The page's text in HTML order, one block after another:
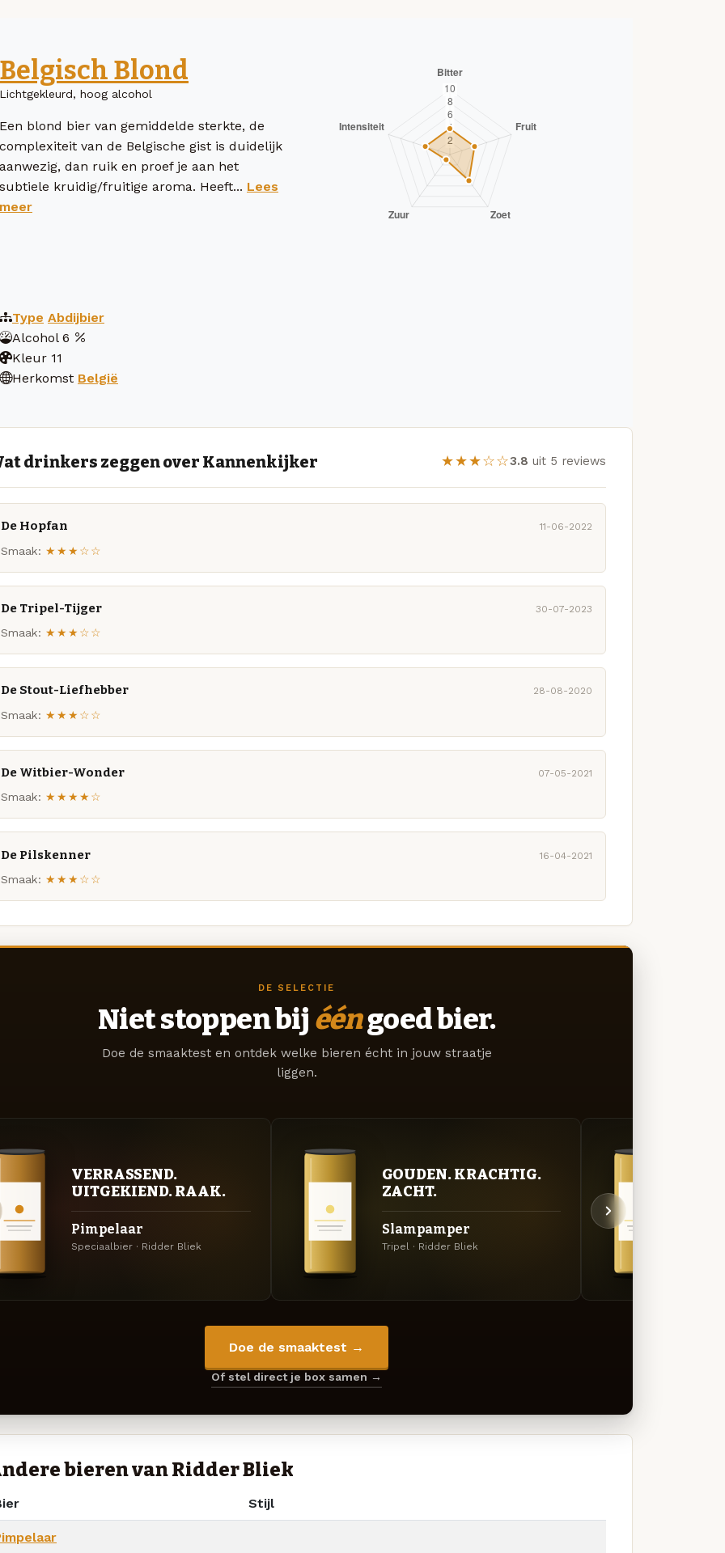
Belgisch Blond
Lichtgekleurd, hoog alcohol
Een blond bier van gemiddelde sterkte, de
complexiteit van de Belgische gist is duidelijk
aanwezig, dan ruik en proef je aan het
subtiele kruidig/fruitige aroma. Heeft... Lees
meer
Type Abdijbier
Alcohol 6
Kleur 11
Herkomst België
drinkers zeggen over Kannenkijker ★★★☆☆3.8 uit 5 reviews
De Hopfan 11-06-2022
Smaak: ★★★☆☆
De Tripel-Tijger 30-07-2023
Smaak: ★★★☆☆
De Stout-Liefhebber 28-08-2020
Smaak: ★★★☆☆
De Witbier-Wonder 07-05-2021
Smaak: ★★★★☆
De Pilskenner 16-04-2021
Smaak: ★★★☆☆
DE SELECTIE
Niet stoppen bij ééngoed bier.
Doe de smaaktest en ontdek welke bieren écht in jouw straatje
liggen.
VERRASSEND.
UITGEKIEND. RAAK.
Pimpelaar
Speciaalbier · Ridder Bliek
GOUDEN. KRACHTIG.
ZACHT.
Slampamper
Tripel · Ridder Bliek
Doe de smaaktest →
Of stel direct je box samen →
bieren van Ridder Bliek
Stijl